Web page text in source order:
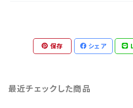
保存 シェア
最近チェックした商品